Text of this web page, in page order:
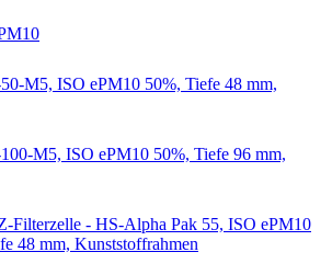
M5, ISO ePM10 50%, Tiefe 48 mm,
M5, ISO ePM10 50%, Tiefe 96 mm,
Filterzelle - HS-Alpha Pak 55, ISO ePM10
48 mm, Kunststoffrahmen